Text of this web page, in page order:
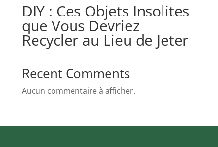
DIY : Ces Objets Insolites
que Vous Devriez
Recycler au Lieu de Jeter
Recent Comments
Aucun commentaire à afficher.